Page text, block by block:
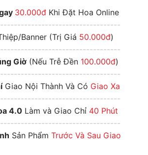
30.000đKhi Đặt Hoa Online
Banner (Trị Giá 50.000đ)
Giờ (Nếu Trễ Đền 100.000đ)
Giao Nội Thành Và Có Giao Xa
4.0Làm và Giao Chỉ 40 Phút
Sản Phẩm Trước Và Sau Giao